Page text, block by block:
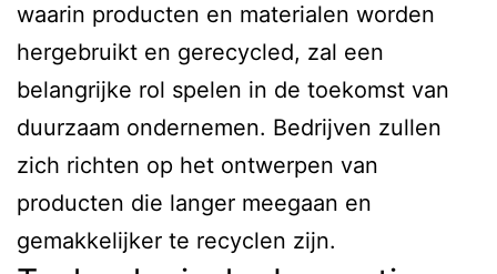
waarin producten en materialen worden
hergebruikt en gerecycled, zal een
belangrijke rol spelen in de toekomst van
duurzaam ondernemen. Bedrijven zullen
zich richten op het ontwerpen van
producten die langer meegaan en
gemakkelijker te recyclen zijn.